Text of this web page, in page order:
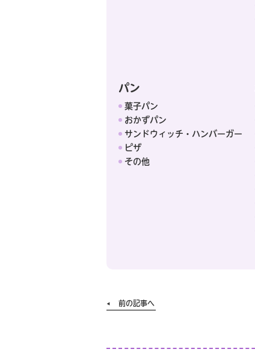
パン
菓子パン
おかずパン
サンドウィッチ・ハンバーガー
ピザ
その他
前の記事へ